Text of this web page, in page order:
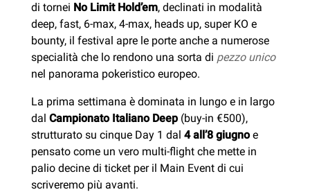
di tornei No Limit Hold’em, declinati in modalità
deep, fast, 6-max, 4-max, heads up, super KO e
bounty, il festival apre le porte anche a numerose
specialità che lo rendono una sorta di pezzo unico
nel panorama pokeristico europeo.
La prima settimana è dominata in lungo e in largo
dal Campionato Italiano Deep (buy-in €500),
strutturato su cinque Day 1 dal 4 all’8 giugnoe
pensato come un vero multi-flight che mette in
palio decine di ticket per il Main Event di cui
scriveremo più avanti.